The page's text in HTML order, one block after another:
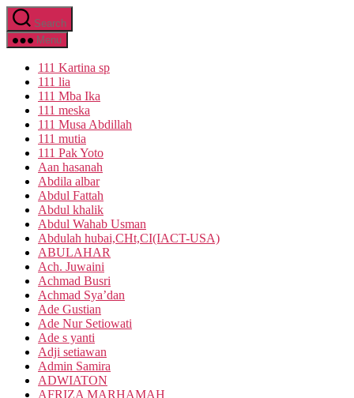
Skip
to
the
Search
Menu
111 Kartina sp
111 lia
111 Mba Ika
111 meska
111 Musa Abdillah
111 mutia
111 Pak Yoto
Aan hasanah
Abdila albar
Abdul Fattah
Abdul khalik
Abdul Wahab Usman
Abdulah hubai,CHt,CI(IACT-USA)
ABULAHAR
Ach. Juwaini
Achmad Busri
Achmad Sya’dan
Ade Gustian
Ade Nur Setiowati
Ade s yanti
Adji setiawan
Admin Samira
ADWIATON
AFRIZA MARHAMAH